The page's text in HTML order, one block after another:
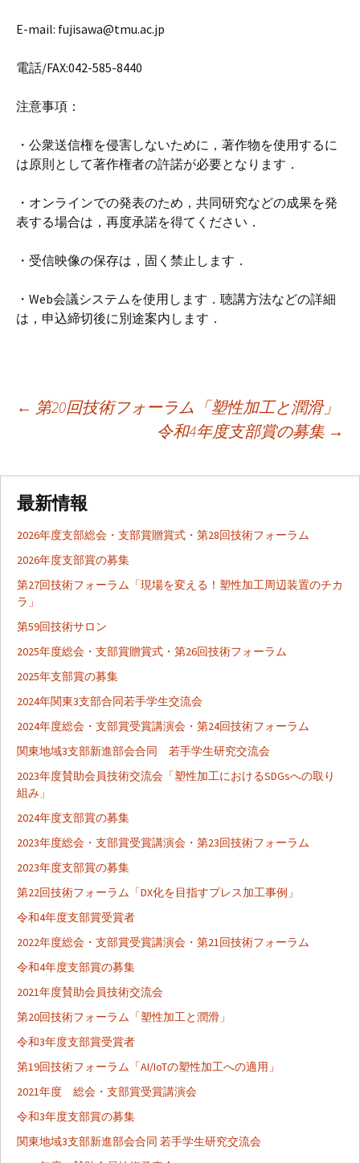
E-mail: fujisawa@tmu.ac.jp
電話/FAX:042-585-8440
注意事項：
・公衆送信権を侵害しないために，著作物を使用するに
は原則として著作権者の許諾が必要となります．
・オンラインでの発表のため，共同研究などの成果を発
表する場合は，再度承諾を得てください．
・受信映像の保存は，固く禁止します．
・Web会議システムを使用します．聴講方法などの詳細
は，申込締切後に別途案内します．
稿
ナ
ビ
ゲ
ー
シ
ョ
ン
← 第20回技術フォーラム「塑性加工と潤滑」
令和4年度支部賞の募集 →
最新情報
2026年度支部総会・支部賞贈賞式・第28回技術フォーラム
2026年度支部賞の募集
第27回技術フォーラム「現場を変える！塑性加工周辺装置のチカ
ラ」
第59回技術サロン
2025年度総会・支部賞贈賞式・第26回技術フォーラム
2025年支部賞の募集
2024年関東3支部合同若手学生交流会
2024年度総会・支部賞受賞講演会・第24回技術フォーラム
関東地域3支部新進部会合同 若手学生研究交流会
2023年度賛助会員技術交流会「塑性加工におけるSDGsへの取り
組み」
2024年度支部賞の募集
2023年度総会・支部賞受賞講演会・第23回技術フォーラム
2023年度支部賞の募集
第22回技術フォーラム「DX化を目指すプレス加工事例」
令和4年度支部賞受賞者
2022年度総会・支部賞受賞講演会・第21回技術フォーラム
令和4年度支部賞の募集
2021年度賛助会員技術交流会
第20回技術フォーラム「塑性加工と潤滑」
令和3年度支部賞受賞者
第19回技術フォーラム「AI/IoTの塑性加工への適用」
2021年度 総会・支部賞受賞講演会
令和3年度支部賞の募集
関東地域3支部新進部会合同 若手学生研究交流会